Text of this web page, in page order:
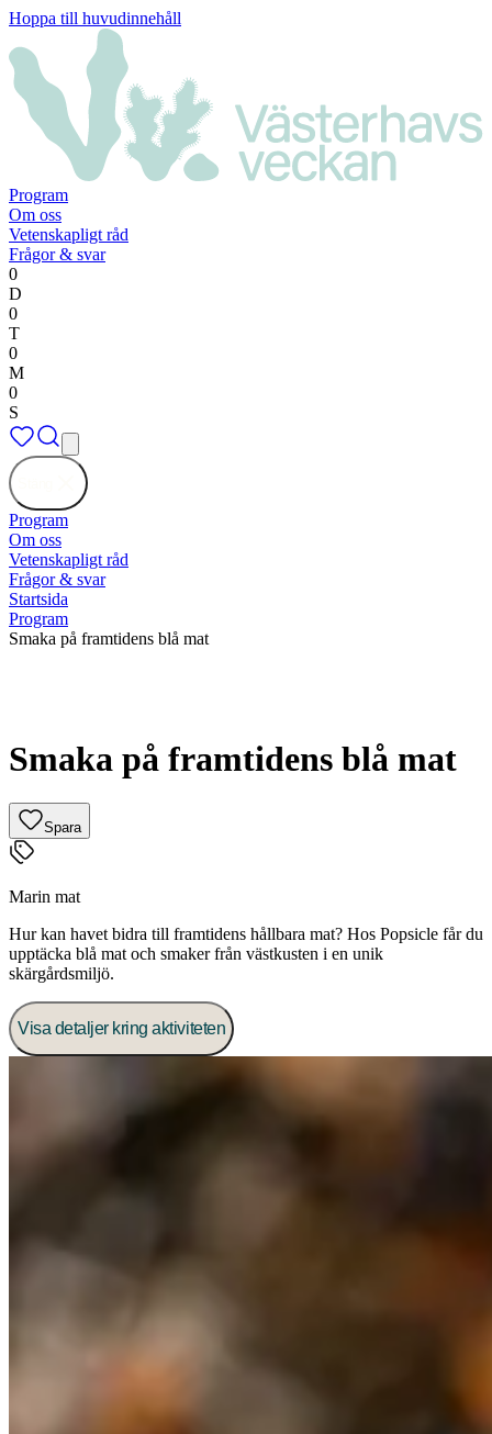
Hoppa till huvudinnehåll
Program
Om oss
Vetenskapligt råd
Frågor & svar
0
D
0
T
0
M
0
S
Program
Om oss
Vetenskapligt råd
Frågor & svar
Startsida
Program
Smaka på framtidens blå mat
Smaka på framtidens blå mat
Spara
Marin mat
Hur kan havet bidra till framtidens hållbara mat? Hos Popsicle får du
upptäcka blå mat och smaker från västkusten i en unik
skärgårdsmiljö.
Visa detaljer kring aktiviteten